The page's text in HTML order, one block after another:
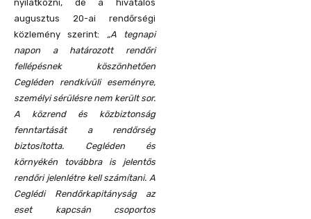
nyilatkozni, de a hivatalos
augusztus 20-ai rendőrségi
közlemény szerint: „A tegnapi
napon a határozott rendőri
fellépésnek köszönhetően
Cegléden rendkívüli eseményre,
személyi sérülésre nem került sor.
A közrend és közbiztonság
fenntartását a rendőrség
biztosította. Cegléden és
környékén továbbra is jelentős
rendőri jelenlétre kell számítani. A
Ceglédi Rendőrkapitányság az
eset kapcsán csoportos